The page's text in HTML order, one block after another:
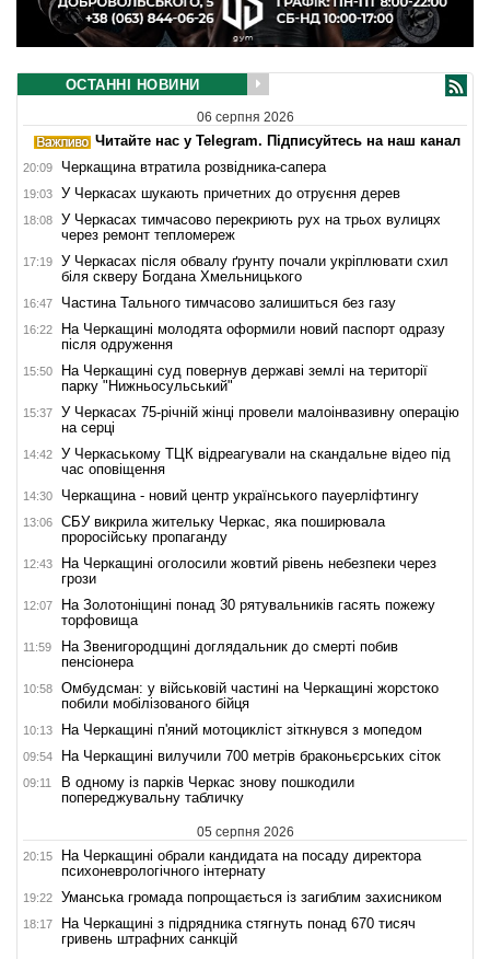
ОСТАННІ НОВИНИ
06 серпня 2026
Читайте нас у Telegram. Підписуйтесь на наш канал
20:09 Черкащина втратила розвідника-сапера
19:03 У Черкасах шукають причетних до отруєння дерев
18:08
У Черкасах тимчасово перекриють рух на трьох вулицях
через ремонт тепломереж
17:19
У Черкасах після обвалу ґрунту почали укріплювати схил
біля скверу Богдана Хмельницького
16:47 Частина Тального тимчасово залишиться без газу
16:22
На Черкащині молодята оформили новий паспорт одразу
після одруження
15:50
На Черкащині суд повернув державі землі на території
парку "Нижньосульський"
15:37
У Черкасах 75-річній жінці провели малоінвазивну операцію
на серці
14:42
У Черкаському ТЦК відреагували на скандальне відео під
час оповіщення
14:30 Черкащина - новий центр українського пауерліфтингу
13:06
СБУ викрила жительку Черкас, яка поширювала
проросійську пропаганду
12:43
На Черкащині оголосили жовтий рівень небезпеки через
грози
12:07
На Золотоніщині понад 30 рятувальників гасять пожежу
торфовища
11:59
На Звенигородщині доглядальник до смерті побив
пенсіонера
10:58
Омбудсман: у військовій частині на Черкащині жорстоко
побили мобілізованого бійця
10:13 На Черкащині п'яний мотоцикліст зіткнувся з мопедом
09:54 На Черкащині вилучили 700 метрів браконьєрських сіток
09:11
В одному із парків Черкас знову пошкодили
попереджувальну табличку
05 серпня 2026
20:15
На Черкащині обрали кандидата на посаду директора
психоневрологічного інтернату
19:22 Уманська громада попрощається із загиблим захисником
18:17
На Черкащині з підрядника стягнуть понад 670 тисяч
гривень штрафних санкцій